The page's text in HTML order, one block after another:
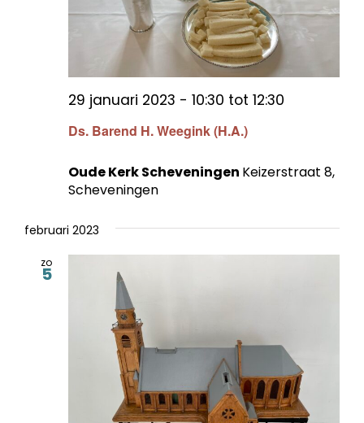
Ds. Barend H. Weegink (H.A.)
29 januari 2023 - 10:30 tot 12:30
Oude Kerk Scheveningen Keizerstraat 8,
Scheveningen
februari 2023
zo
5